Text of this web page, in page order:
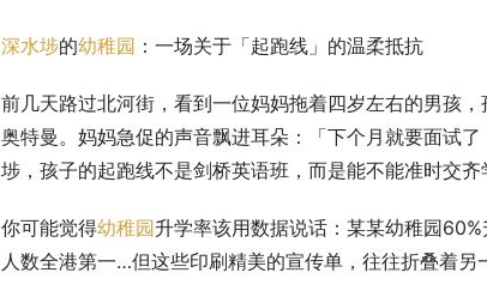
深水埗的幼稚园 ：一场关于「起跑线」的温柔抵抗
前几天路过北河街，看到一位妈妈拖着四岁左右的男孩
奥特曼。妈妈急促的声音飘进耳朵：「下个月就要面试
埗，孩子的起跑线不是剑桥英语班，而是能不能准时交齐
你可能觉得幼稚园升学率该用数据说话：某某幼稚园
人数全港第一…但这些印刷精美的宣传单，往往折叠着另